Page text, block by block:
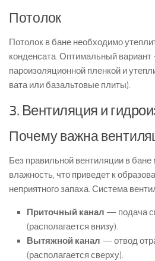
Потолок
Потолок в бане необходимо
конденсата. Оптимальный
пароизоляционной пленкой и
вата или базальтовые плиты).
3. Вентиляция и
Почему важна
Без правильной вентиляции в
влажность, что приведет к
неприятного запаха. Система
Приточный канал — подача
(располагается внизу).
Вытяжной канал — отвод
(располагается сверху).